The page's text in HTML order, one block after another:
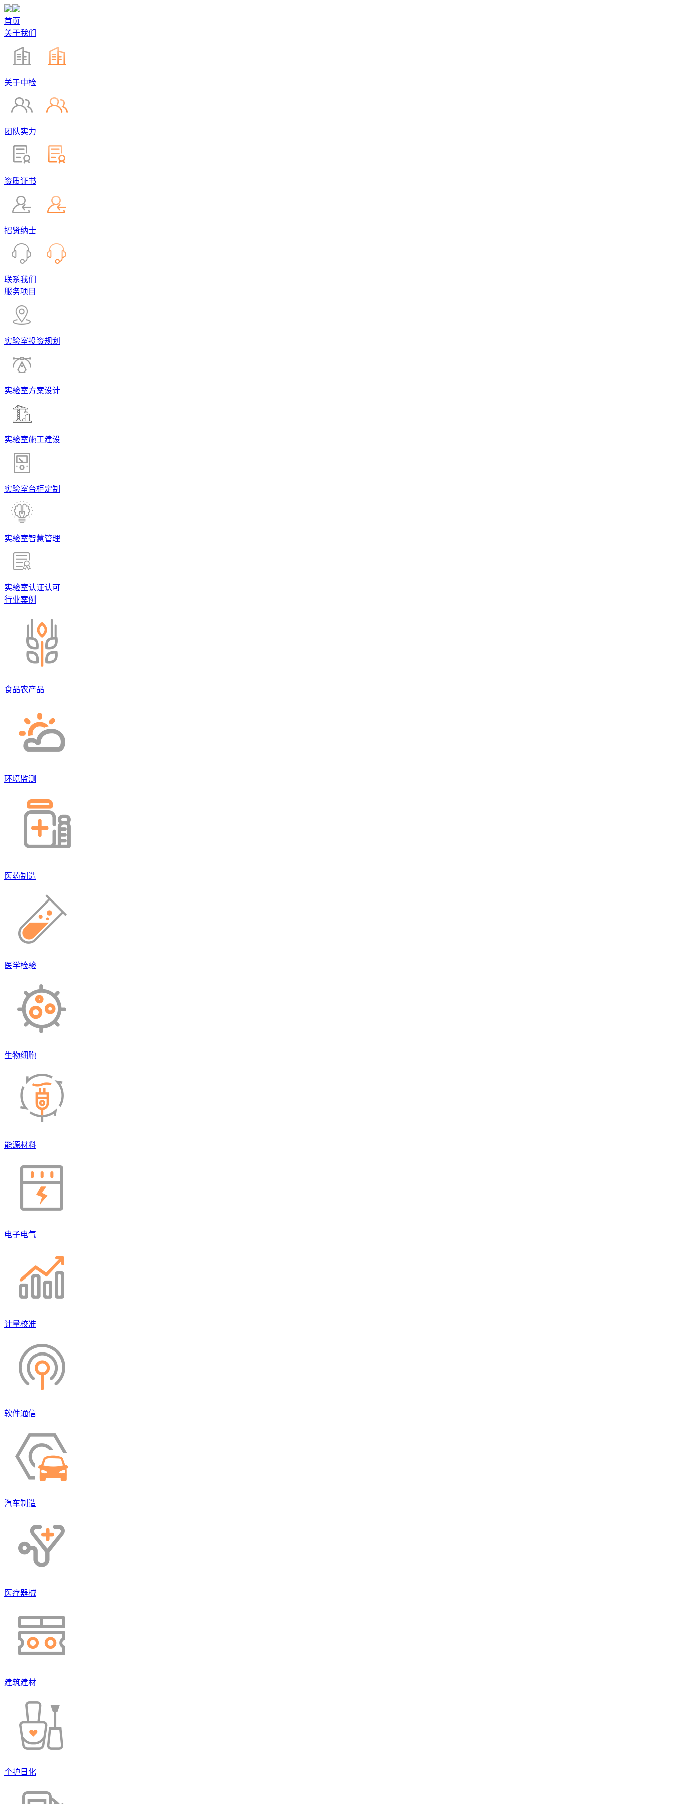
首页
关于我们
关于中检
团队实力
资质证书
招贤纳士
联系我们
服务项目
实验室投资规划
实验室方案设计
实验室施工建设
实验室台柜定制
实验室智慧管理
实验室认证认可
行业案例
食品农产品
环境监测
医药制造
医学检验
生物细胞
能源材料
电子电气
计量校准
软件通信
汽车制造
医疗器械
建筑建材
个护日化